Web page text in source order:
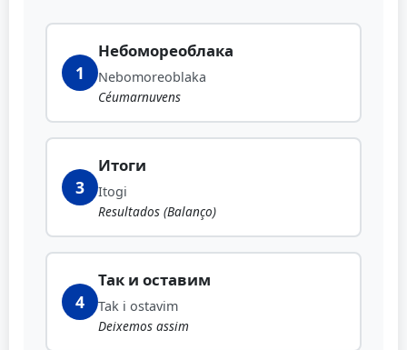
1
Небомореоблака
Nebomoreoblaka
Céumarnuvens
3
Итоги
Itogi
Resultados (Balanço)
4
Так и оставим
Tak i ostavim
Deixemos assim